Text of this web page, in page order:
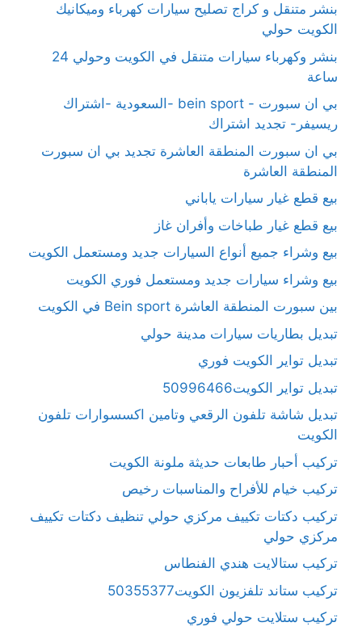
بنشر متنقل و كراج تصليح سيارات كهرباء وميكانيك
الكويت حولي
بنشر وكهرباء سيارات متنقل في الكويت وحولي 24
ساعة
بي ان سبورت - bein sport -السعودية -اشتراك
ريسيفر- تجديد اشتراك
بي ان سبورت المنطقة العاشرة تجديد بي ان سبورت
المنطقة العاشرة
بيع قطع غيار سيارات ياباني
بيع قطع غيار طباخات وأفران غاز
بيع وشراء جميع أنواع السيارات جديد ومستعمل الكويت
بيع وشراء سيارات جديد ومستعمل فوري الكويت
بين سبورت المنطقة العاشرة Bein sport في الكويت
تبديل بطاريات سيارات مدينة حولي
تبديل تواير الكويت فوري
تبديل تواير الكويت50996466
تبديل شاشة تلفون الرقعي وتامين اكسسوارات تلفون
الكويت
تركيب أحبار طابعات حديثة ملونة الكويت
تركيب خيام للأفراح والمناسبات رخيص
تركيب دكتات تكييف مركزي حولي تنظيف دكتات تكييف
مركزي حولي
تركيب ستالايت هندي الفنطاس
تركيب ستاند تلفزيون الكويت50355377
تركيب ستلايت حولي فوري